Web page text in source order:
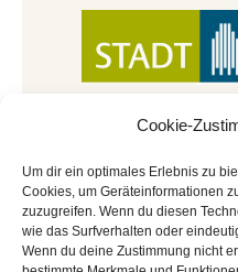
Cookie-
Um dir ein optimales Erlebnis zu
Cookies, um Geräteinformationen
zuzugreifen. Wenn du diesen
wie das Surfverhalten oder
Wenn du deine Zustimmung nicht